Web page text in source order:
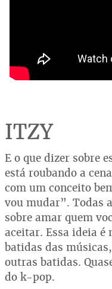
ITZY
E o que dizer sobre
está roubando a
com um conceito
vou mudar”. Todas
sobre amar quem
aceitar. Essa ideia é
batidas das
outras batidas.
do k-pop.